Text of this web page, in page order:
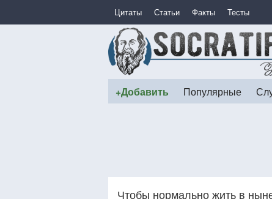
Цитаты Статьи Факты Тесты
+Добавить Популярные
Чтобы нормально жить в